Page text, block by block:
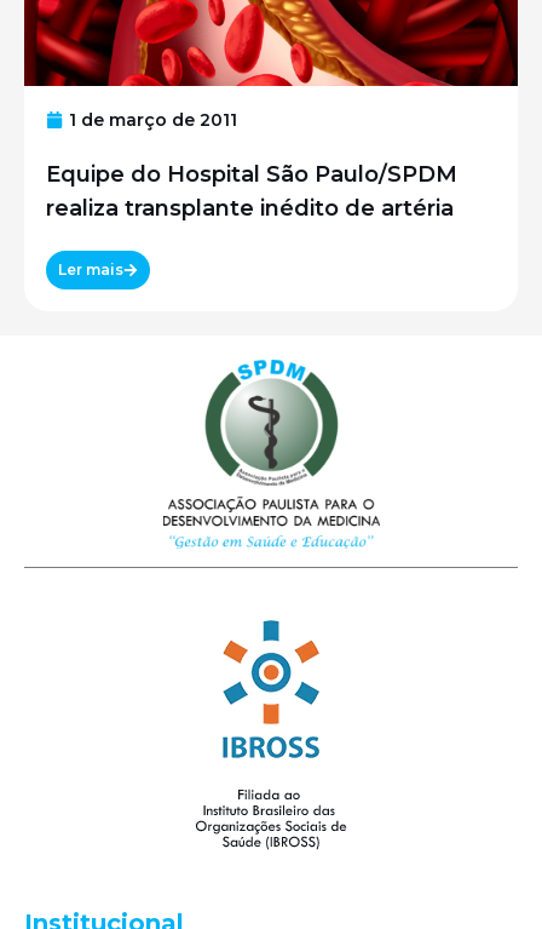
1 de março de 2011
Equipe do Hospital São Paulo/SPDM
realiza transplante inédito de artéria
Ler mais
Institucional